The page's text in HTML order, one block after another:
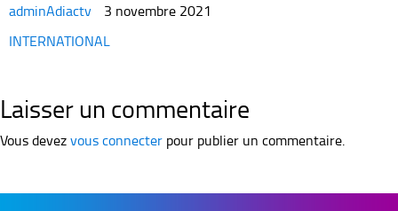
adminAdiactv
3 novembre 2021
Categories
INTERNATIONAL
Laisser un commentaire
Vous devezvous connecter pour publier un commentaire.